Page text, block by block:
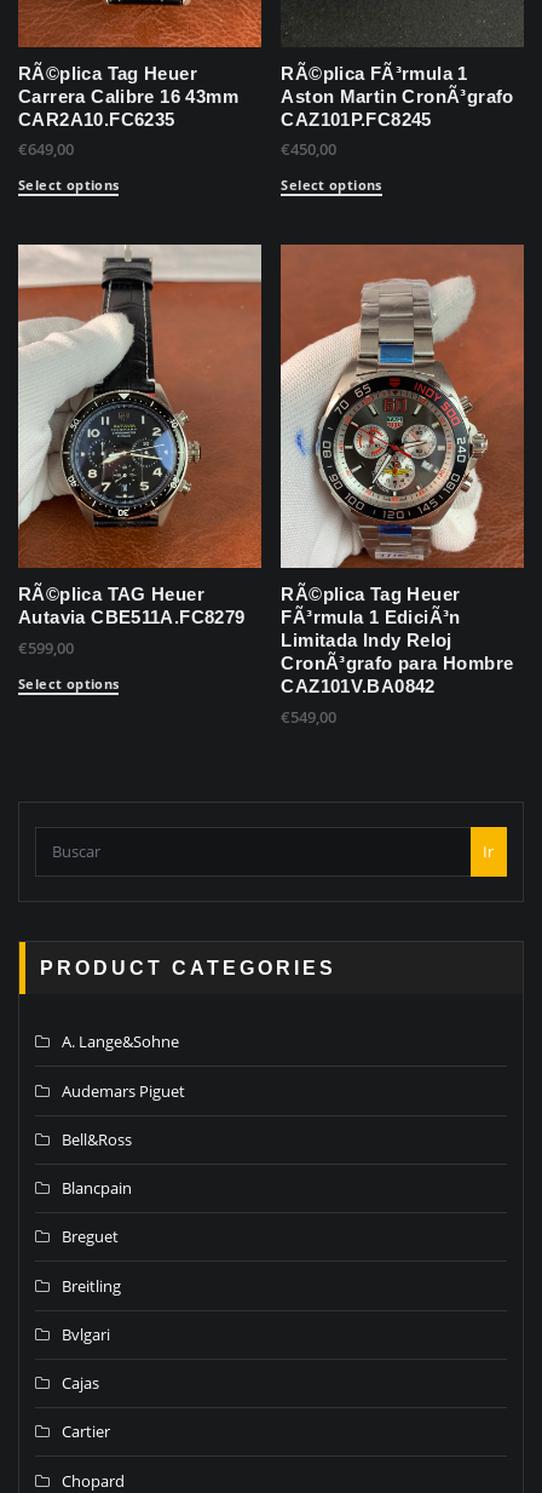
RÃ©plica Tag Heuer
Carrera Calibre 16 43mm
CAR2A10.FC6235
€649,00
Select options
RÃ©plica FÃ³rmula 1
Aston Martin CronÃ³grafo
CAZ101P.FC8245
€450,00
Select options
RÃ©plica TAG Heuer
Autavia CBE511A.FC8279
€599,00
Select options
RÃ©plica Tag Heuer
FÃ³rmula 1 EdiciÃ³n
Limitada Indy Reloj
CronÃ³grafo para Hombre
CAZ101V.BA0842
€549,00
Ir
PRODUCT CATEGORIES
A. Lange&Sohne
Audemars Piguet
Bell&Ross
Blancpain
Breguet
Breitling
Bvlgari
Cajas
Cartier
Chopard